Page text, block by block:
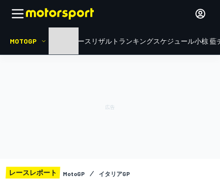
MOTOGP ニュース リザルト ランキングスケジュール小椋 藍
レースレポート MotoGP イタリアGP